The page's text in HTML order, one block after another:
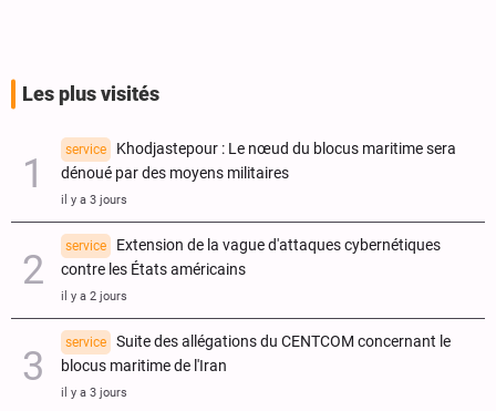
Les plus visités
service
Khodjastepour : Le nœud du blocus maritime sera
dénoué par des moyens militaires
il y a 3 jours
service
Extension de la vague d'attaques cybernétiques
contre les États américains
il y a 2 jours
service
Suite des allégations du CENTCOM concernant le
blocus maritime de l'Iran
il y a 3 jours